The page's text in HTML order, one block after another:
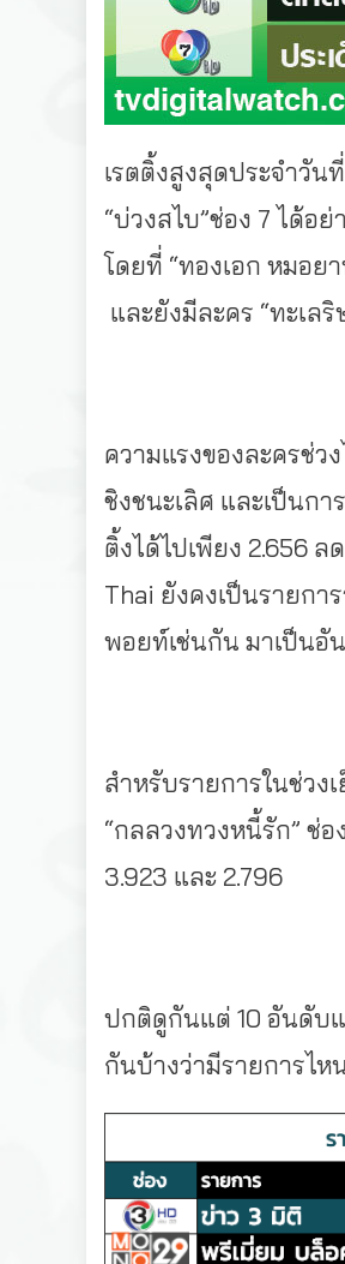
เรตติ้งสูงสุดประจำวัน
“บ่วงสไบ”ช่อง 7 ได้อ
โดยที่ “ทองเอก หมอย
และยังมีละคร “ทะเล
ความแรงของละครช่ว
ชิงชนะเลิศ และเป็นก
ติ้งได้ไปเพียง 2.656
Thai ยังคงเป็นรายกา
พอยท์เช่นกัน มาเป็นอัน
สำหรับรายการในช่วง
“กลลวงทวงหนี้รัก” ช่
3.923 และ 2.796
ปกติดูกันแต่ 10 อันดับแ
กันบ้างว่ามีรายการไ